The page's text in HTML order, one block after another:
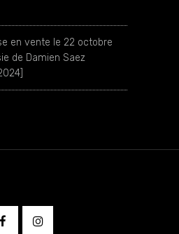
en vente le 22 octobre
de Damien Saez